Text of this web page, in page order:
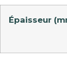
Épaisseur